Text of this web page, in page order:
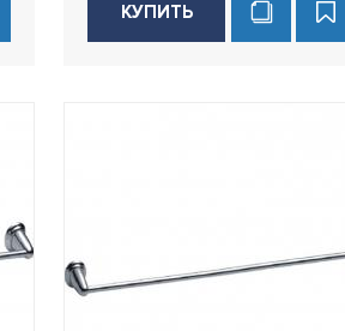
КУПИТЬ